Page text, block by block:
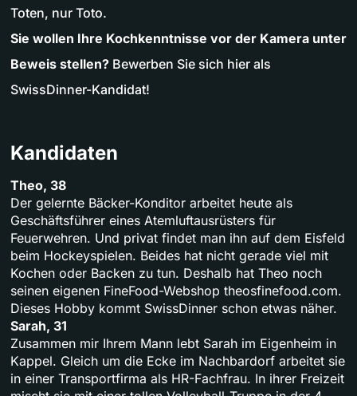
Toten, nur Toto.
Sie wollen Ihre Kochkenntnisse vor der Kamera unter
Beweis stellen? Bewerben Sie sich hier als
SwissDinner-Kandidat!
Kandidaten
Theo, 38
Der gelernte Bäcker-Konditor arbeitet heute als
Geschäftsführer eines Atemluftausrüsters für
Feuerwehren. Und privat findet man ihn auf dem Eisfeld
beim Hockeyspielen. Beides hat nicht gerade viel mit
Kochen oder Backen zu tun. Deshalb hat Theo noch
seinen eigenen FineFood-Webshop theosfinefood.com.
Dieses Hobby kommt SwissDinner schon etwas näher.
Sarah, 31
Zusammen mir Ihrem Mann lebt Sarah im Eigenheim in
Kappel. Gleich um die Ecke im Nachbardorf arbeitet sie
in einer Transportfirma als HR-Fachfrau. In ihrer Freizeit